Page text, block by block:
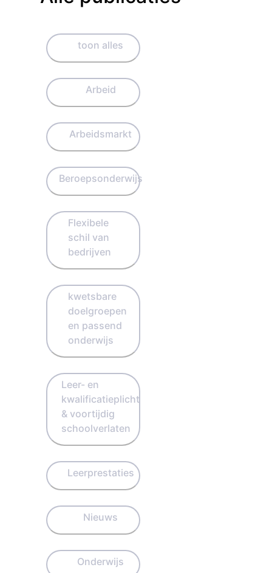
toon alles
Arbeid
Arbeidsmarkt
Beroepsonderwijs
Flexibele
schil van
bedrijven
kwetsbare
doelgroepen
en passend
onderwijs
Leer- en
kwalificatieplicht
& voortijdig
schoolverlaten
Leerprestaties
Nieuws
Onderwijs